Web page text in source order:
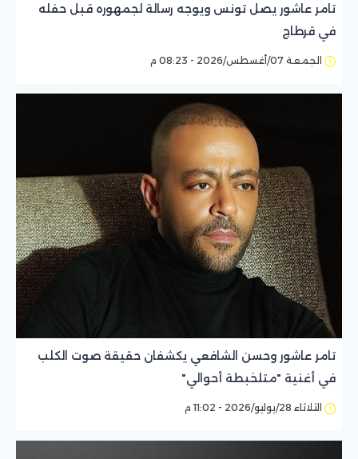
تامر عاشور يصل تونس ويوجه رسالة لجمهوره قبل حفله
في قرطاج
الجمعة 07/أغسطس/2026 - 08:23 م
تامر عاشور وحسن الشافعي يكشفان حقيقة صوت الكلب
في أغنية "متلخبطة أحوالي"
الثلاثاء 28/يوليو/2026 - 11:02 م